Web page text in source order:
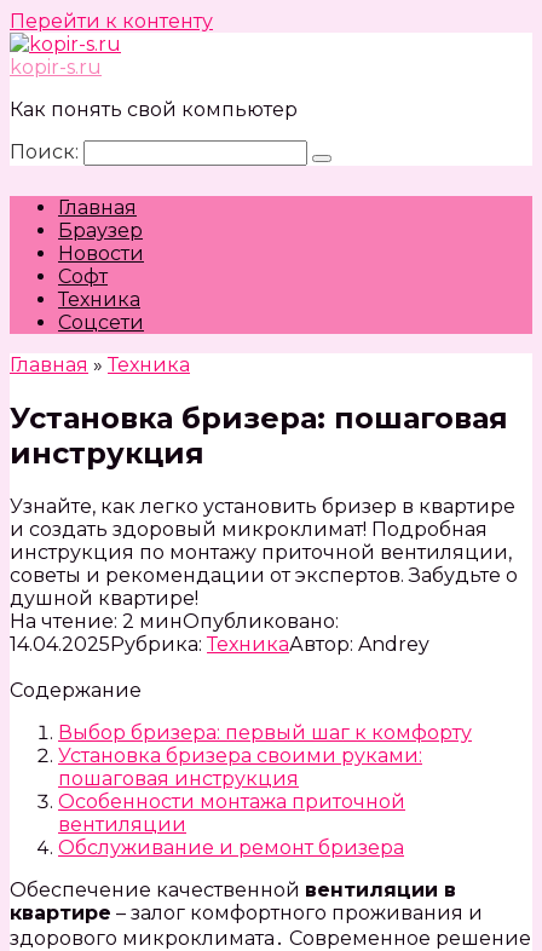
Перейти к контенту
kopir-s.ru
Как понять свой компьютер
Поиск:
Главная
Браузер
Новости
Софт
Техника
Соцсети
Главная » Техника
Установка бризера: пошаговая
инструкция
Узнайте, как легко установить бризер в квартире
и создать здоровый микроклимат! Подробная
инструкция по монтажу приточной вентиляции,
советы и рекомендации от экспертов. Забудьте о
душной квартире!
На чтение: 2 минОпубликовано:
14.04.2025Рубрика: ТехникаАвтор: Andrey
Содержание
Выбор бризера: первый шаг к комфорту
Установка бризера своими руками:
пошаговая инструкция
Особенности монтажа приточной
вентиляции
Обслуживание и ремонт бризера
Обеспечение качественной вентиляции в
квартире – залог комфортного проживания и
здорового микроклимата․ Современное решение